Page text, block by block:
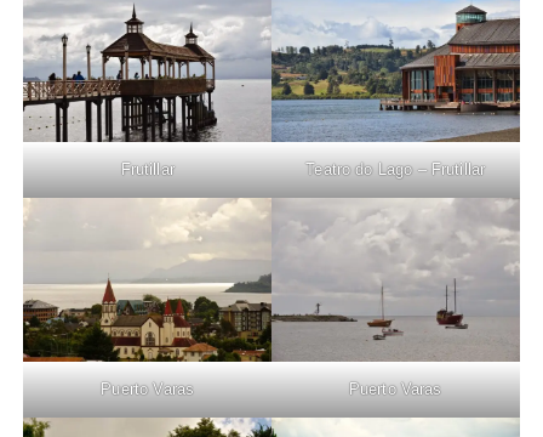
Frutillar Teatro do Lago – Frutillar
Puerto Varas Puerto Varas